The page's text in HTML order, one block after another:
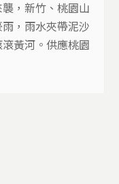
，新竹、桃園山
，雨水夾帶泥沙
黃河。供應桃園
泥漿壩。而桃園
鎮的居民以及工